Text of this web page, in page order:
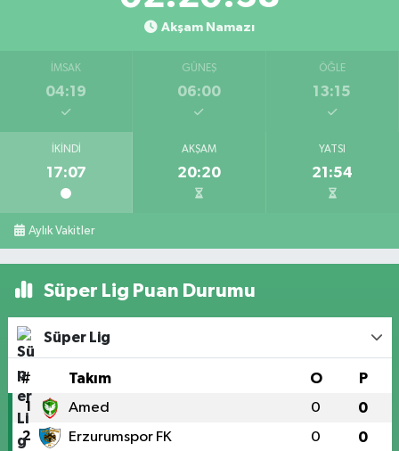
Akşam Namazı
İMSAK
04:19
GÜNEŞ
06:00
ÖĞLE
13:15
İKINDI
17:07
AKŞAM
20:20
YATSI
21:54
Aylık Vakitler
Süper Lig Puan Durumu
Süper Lig
# Takım O P
1 Amed 0 0
2 Erzurumspor FK 0 0